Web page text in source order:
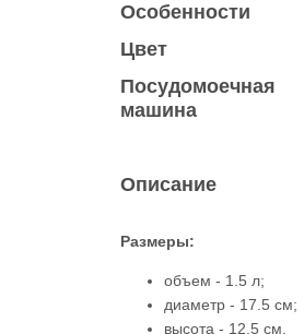
Особенности
Цвет
Посудомоечная
машина
Описание
Размеры:
объем - 1.5 л;
диаметр - 17.5 см;
высота - 12.5 см.